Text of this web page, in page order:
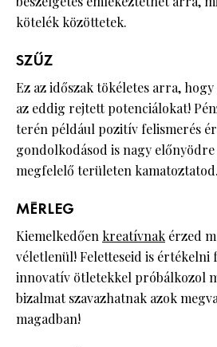
kötelék közöttetek.
SZŰZ
Ez az időszak tökéletes arra,
az eddig rejtett potenciálokat!
terén például pozitív felismerés
gondolkodásod is nagy előnyödre
megfelelő területen kamatoztatod.
MÉRLEG
Kiemelkedően kreatívnak érzed
véletlenül! Feletteseid is értékelni
innovatív ötletekkel próbálkozol
bizalmat szavazhatnak azok
magadban!